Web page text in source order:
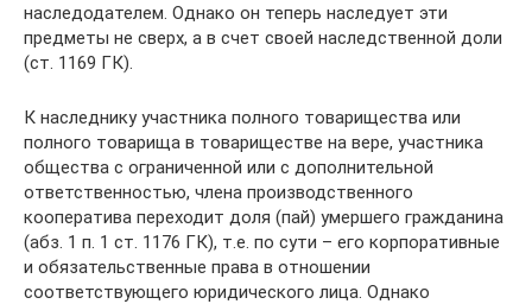
наследодателем. Однако он теперь наследует эти
предметы не сверх, а в счет своей наследственной доли
(ст. 1169 ГК).
К наследнику участника полного товарищества или
полного товарища в товариществе на вере, участника
общества с ограниченной или с дополнительной
ответственностью, члена производственного
кооператива переходит доля (пай) умершего гражданина
(абз. 1 п. 1 ст. 1176 ГК), т.е. по сути – его корпоративные
и обязательственные права в отношении
соответствующего юридического лица. Однако